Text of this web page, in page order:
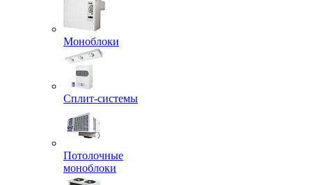
Моноблоки
Сплит-системы
Потолочные
моноблоки